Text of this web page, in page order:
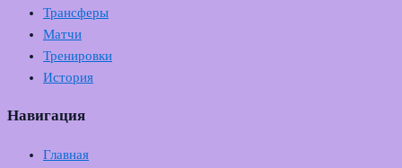
Трансферы
Матчи
Тренировки
История
Навигация
Главная